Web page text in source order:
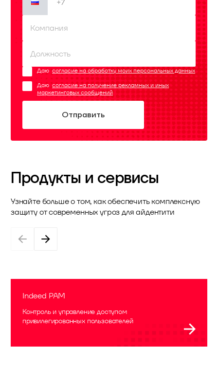
Даюсогласие на обработку моих персональных данных
Даюсогласие на получение рекламных и иных
маркетинговых сообщений
Продукты и сервисы
Узнайте больше о том, как обеспечить комплексную
защиту от современных угроз для айдентити
Indeed PAM
Контроль и управление доступом
привилегированных пользователей